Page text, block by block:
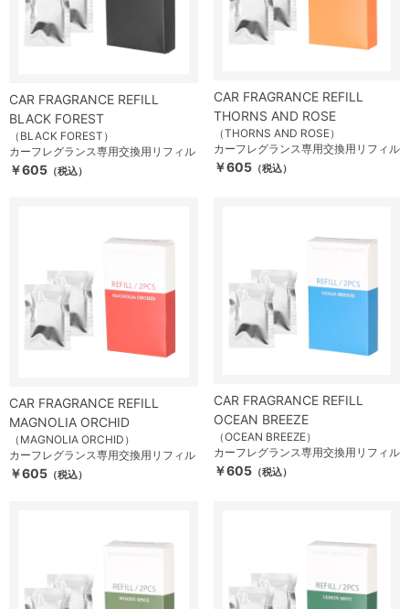
CAR FRAGRANCE REFILL
BLACK FOREST
（BLACK FOREST）
カーフレグランス専用交換用リフィル
￥605 （税込）
CAR FRAGRANCE REFILL
THORNS AND ROSE
（THORNS AND ROSE）
カーフレグランス専用交換用リフィル
￥605 （税込）
CAR FRAGRANCE REFILL
MAGNOLIA ORCHID
（MAGNOLIA ORCHID）
カーフレグランス専用交換用リフィル
￥605 （税込）
CAR FRAGRANCE REFILL
OCEAN BREEZE
（OCEAN BREEZE）
カーフレグランス専用交換用リフィル
￥605 （税込）